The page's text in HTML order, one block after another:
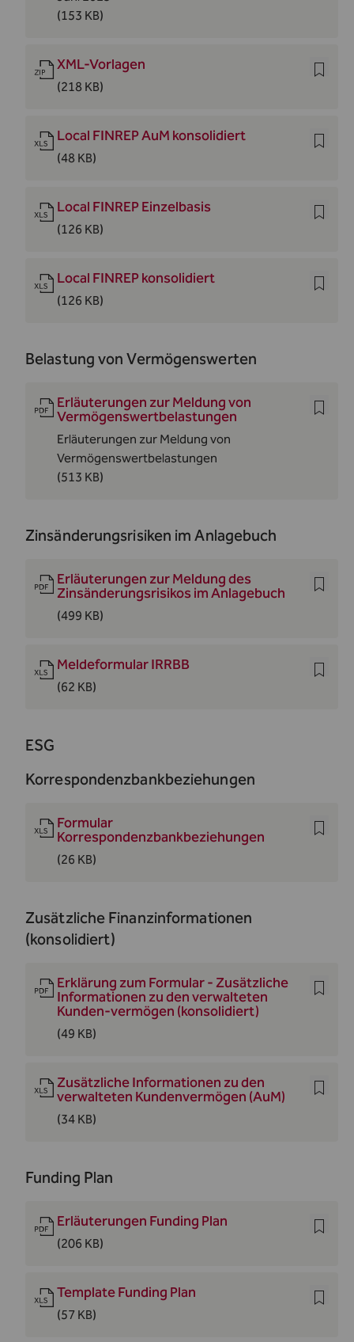
(153 KB)
XML-Vorlagen
(218 KB)
Local FINREP AuM konsolidiert
(48 KB)
Local FINREP Einzelbasis
(126 KB)
Local FINREP konsolidiert
(126 KB)
Belastung von Vermögenswerten
Erläuterungen zur Meldung von
Vermögenswertbelastungen
Erläuterungen zur Meldung von
Vermögenswertbelastungen
(513 KB)
Zinsänderungsrisiken im Anlagebuch
Erläuterungen zur Meldung des
Zinsänderungsrisikos im Anlagebuch
(499 KB)
Meldeformular IRRBB
(62 KB)
ESG
Korrespondenzbankbeziehungen
Formular
Korrespondenzbankbeziehungen
(26 KB)
Zusätzliche Finanzinformationen
(konsolidiert)
Erklärung zum Formular - Zusätzliche
Informationen zu den verwalteten
Kunden-vermögen (konsolidiert)
(49 KB)
Zusätzliche Informationen zu den
verwalteten Kundenvermögen (AuM)
(34 KB)
Funding Plan
Erläuterungen Funding Plan
(206 KB)
Template Funding Plan
(57 KB)